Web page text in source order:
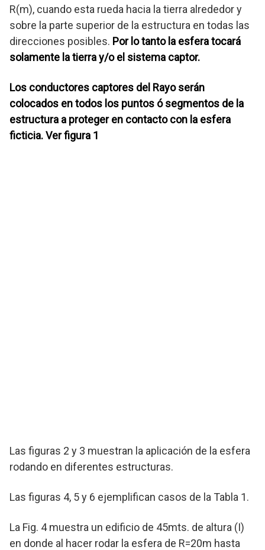
R(m), cuando esta rueda hacia la tierra alrededor y
sobre la parte superior de la estructura en todas las
direcciones posibles. Por lo tanto la esfera tocará
solamente la tierra y/o el sistema captor.
Los conductores captores del Rayo serán
colocados en todos los puntos ó segmentos de la
estructura a proteger en contacto con la esfera
ficticia. Ver figura 1
Las figuras 2 y 3 muestran la aplicación de la esfera
rodando en diferentes estructuras.
Las figuras 4, 5 y 6 ejemplifican casos de la Tabla 1.
La Fig. 4 muestra un edificio de 45mts. de altura (I)
en donde al hacer rodar la esfera de R=20m hasta